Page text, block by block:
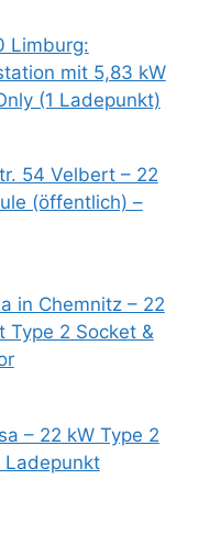
Limburg:
mit 5,83 kW
(1 Ladepunkt)
54 Velbert – 22
(öffentlich) –
in Chemnitz – 22
Type 2 Socket &
– 22 kW Type 2
Ladepunkt